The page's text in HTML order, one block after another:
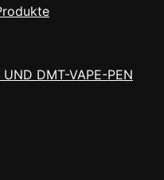
DMT-VAPE-PEN